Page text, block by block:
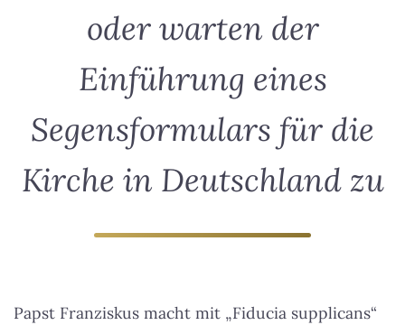
oder warten der
Einführung eines
Segensformulars für die
Kirche in Deutschland zu
Papst Franziskus macht mit „Fiducia supplicans“